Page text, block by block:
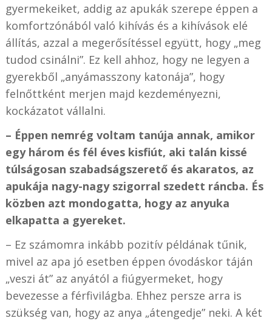
gyermekeiket, addig az apukák szerepe éppen a
komfortzónából való kihívás és a kihívások elé
állítás, azzal a megerősítéssel együtt, hogy „meg
tudod csinálni”. Ez kell ahhoz, hogy ne legyen a
gyerekből „anyámasszony katonája”, hogy
felnőttként merjen majd kezdeményezni,
kockázatot vállalni.
– Éppen nemrég voltam tanúja annak, amikor
egy három és fél éves kisfiút, aki talán kissé
túlságosan szabadságszerető és akaratos, az
apukája nagy-nagy szigorral szedett ráncba. És
közben azt mondogatta, hogy az anyuka
elkapatta a gyereket.
– Ez számomra inkább pozitív példának tűnik,
mivel az apa jó esetben éppen óvodáskor táján
„veszi át” az anyától a fiúgyermeket, hogy
bevezesse a férfivilágba. Ehhez persze arra is
szükség van, hogy az anya „átengedje” neki. A két